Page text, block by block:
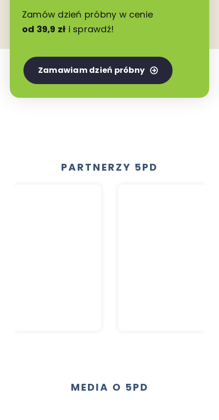
Zamów dzień próbny w cenie
od 39,9 zł i sprawdź!
Zamawiam dzień próbny
PARTNERZY 5PD
MEDIA O 5PD